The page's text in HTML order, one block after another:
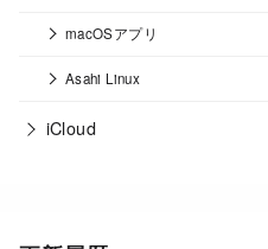
macOSアプリ
Asahi Linux
iCloud